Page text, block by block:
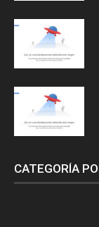
CATEGORÍA